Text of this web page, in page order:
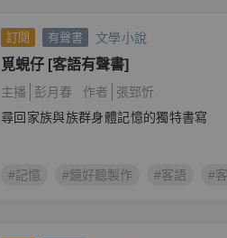
訂閱 有聲書 文學小說
覓蜆仔 [客語有聲書]
主播 彭月春 作者
張郅忻
尋回家族與族群身體記憶的獨特書寫
#記憶 #鏡好聽製作 #客語 #